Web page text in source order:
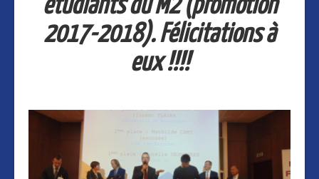
étudiants du M2 (promotion
2017-2018). Félicitations à
eux !!!!